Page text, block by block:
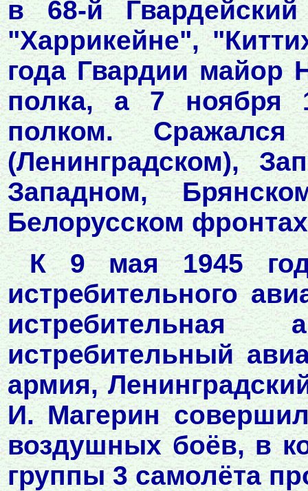
в 68-й
"Харрикейне",
года Гвардии
полка, а 7 ноября
полком.
(Ленинградском),
Западном,
Белорусском
К 9 мая 1945
истребительного
истребительная
истребительный
армия,
И. Магерин
воздушных боёв, в
группы 3 самолёта